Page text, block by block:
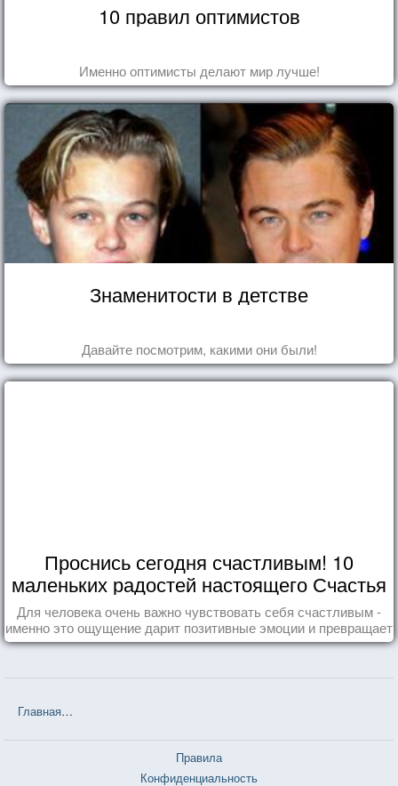
10 правил оптимистов
Именно оптимисты делают мир лучше!
Знаменитости в детстве
Давайте посмотрим, какими они были!
Проснись сегодня счастливым! 10
маленьких радостей настоящего Счастья
Для человека очень важно чувствовать себя счастливым -
именно это ощущение дарит позитивные эмоции и превращает
каждый день в маленький праздник.
Главная
Правила
Конфиденциальность